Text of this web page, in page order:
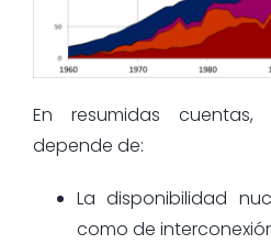
En resumidas cuentas,
depende de:
La disponibilidad
como de